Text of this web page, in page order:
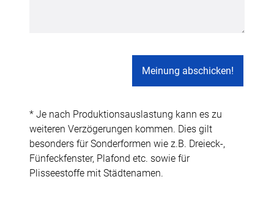
* Je nach Produktionsauslastung kann es zu
weiteren Verzögerungen kommen. Dies gilt
besonders für Sonderformen wie z.B. Dreieck-,
Fünfeckfenster, Plafond etc. sowie für
Plisseestoffe mit Städtenamen.